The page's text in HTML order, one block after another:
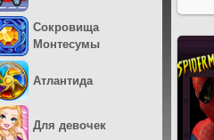
Сокровища
Монтесумы
Атлантида
Для девочек